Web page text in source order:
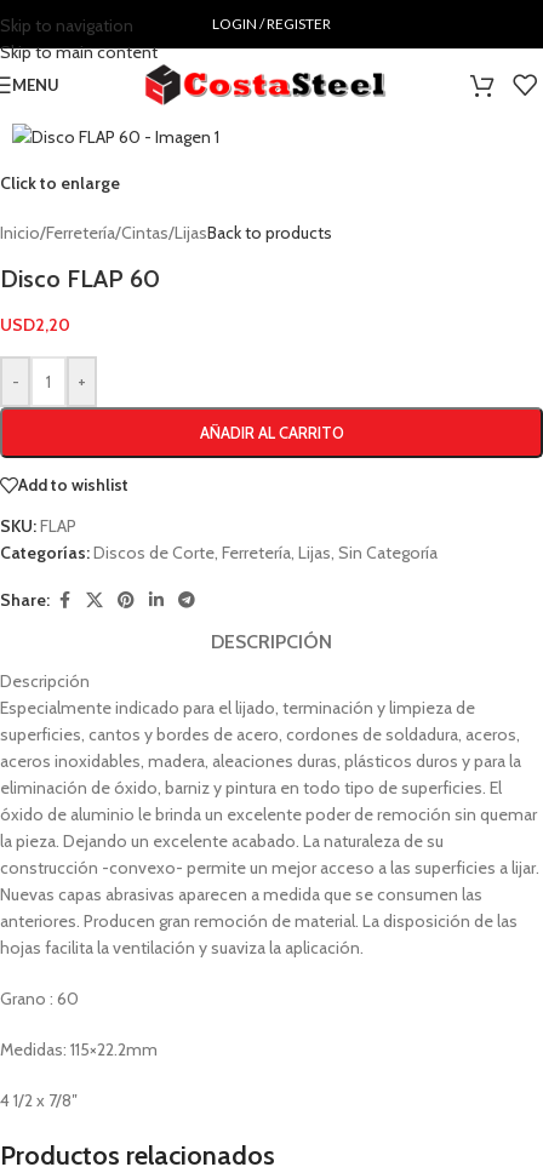
Skip to navigation
Skip to main content
LOGIN / REGISTER
MENU
Click to enlarge
Inicio/Ferretería/Cintas/LijasBack to products
Disco FLAP 60
USD2,20
- +
AÑADIR AL CARRITO
Add to wishlist
SKU:FLAP
Categorías:Discos de Corte Ferretería Lijas Sin Categoría
Share:
DESCRIPCIÓN
Descripción
Especialmente indicado para el lijado, terminación y limpieza de
superficies, cantos y bordes de acero, cordones de soldadura, aceros,
aceros inoxidables, madera, aleaciones duras, plásticos duros y para la
eliminación de óxido, barniz y pintura en todo tipo de superficies. El
óxido de aluminio le brinda un excelente poder de remoción sin quemar
la pieza. Dejando un excelente acabado. La naturaleza de su
construcción -convexo- permite un mejor acceso a las superficies a lijar.
Nuevas capas abrasivas aparecen a medida que se consumen las
anteriores. Producen gran remoción de material. La disposición de las
hojas facilita la ventilación y suaviza la aplicación.
Grano : 60
Medidas: 115×22.2mm
4 1/2 x 7/8″
Productos relacionados